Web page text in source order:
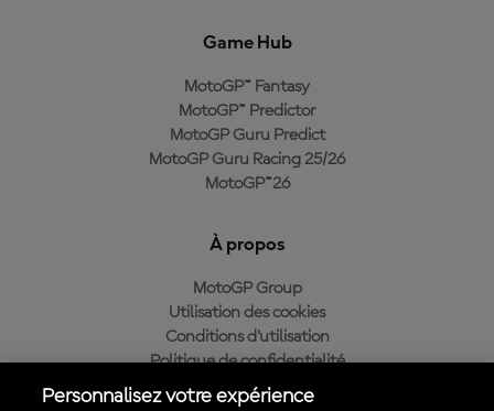
Game Hub
MotoGP™ Fantasy
MotoGP™ Predictor
MotoGP Guru Predict
MotoGP Guru Racing 25/26
MotoGP™26
À propos
MotoGP Group
Utilisation des cookies
Conditions d'utilisation
Politique de confidentialité
Politique d’achat
Personnalisez votre expérience